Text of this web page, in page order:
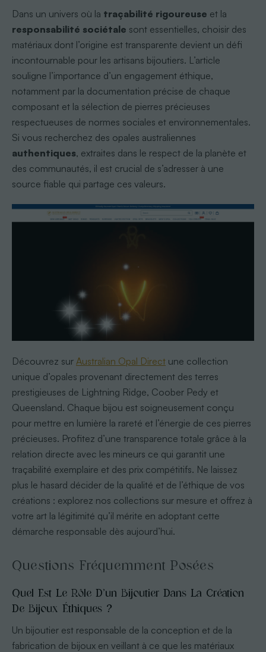
Dans un univers où la traçabilité rigoureuse et la
responsabilité sociétale sont essentielles, choisir des
matériaux dont l’origine est transparente devient un défi
incontournable pour les artisans bijoutiers. L’article
souligne l’importance d’un engagement éthique,
notamment par la documentation précise de chaque
composant et la sélection de pierres précieuses
respectueuses de normes sociales et environnementales.
Si vous recherchez des opales australiennes
authentiques, extraites dans le respect de la planète et
des communautés, il est crucial de s’adresser à une
source fiable qui partage ces valeurs.
Découvrez sur Australian Opal Directune collection
unique d’opales provenant directement des terres
prestigieuses de Lightning Ridge, Coober Pedy et
Queensland. Chaque bijou est soigneusement conçu
pour mettre en lumière la rareté et l’énergie de ces pierres
précieuses. Profitez d’une transparence totale grâce à la
relation directe avec les mineurs ce qui garantit une
traçabilité exemplaire et des prix compétitifs. Ne laissez
plus le hasard décider de la qualité et de l’éthique de vos
créations : explorez nos collections sur mesure et offrez à
votre art la légitimité qu’il mérite en adoptant cette
démarche responsable dès aujourd’hui.
Questions Fréquemment Posées
Quel Est Le Rôle D’un Bijoutier Dans La Création
De Bijoux Éthiques ?
Un bijoutier est responsable de la conception et de la
fabrication de bijoux en veillant à ce que les matériaux